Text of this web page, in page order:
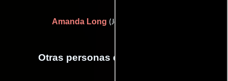
Amanda Long (Jefe de producción)
Otras personas que participaron